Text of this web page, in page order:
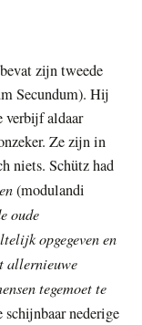
bevat zijn tweede
Secundum). Hij
verbijf aldaar
Ze zijn in
niets. Schütz had
(modulandi
oude
opgegeven en
allernieuwe
tegemoet te
nederige